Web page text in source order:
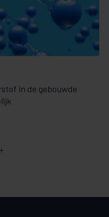
in de gebouwde